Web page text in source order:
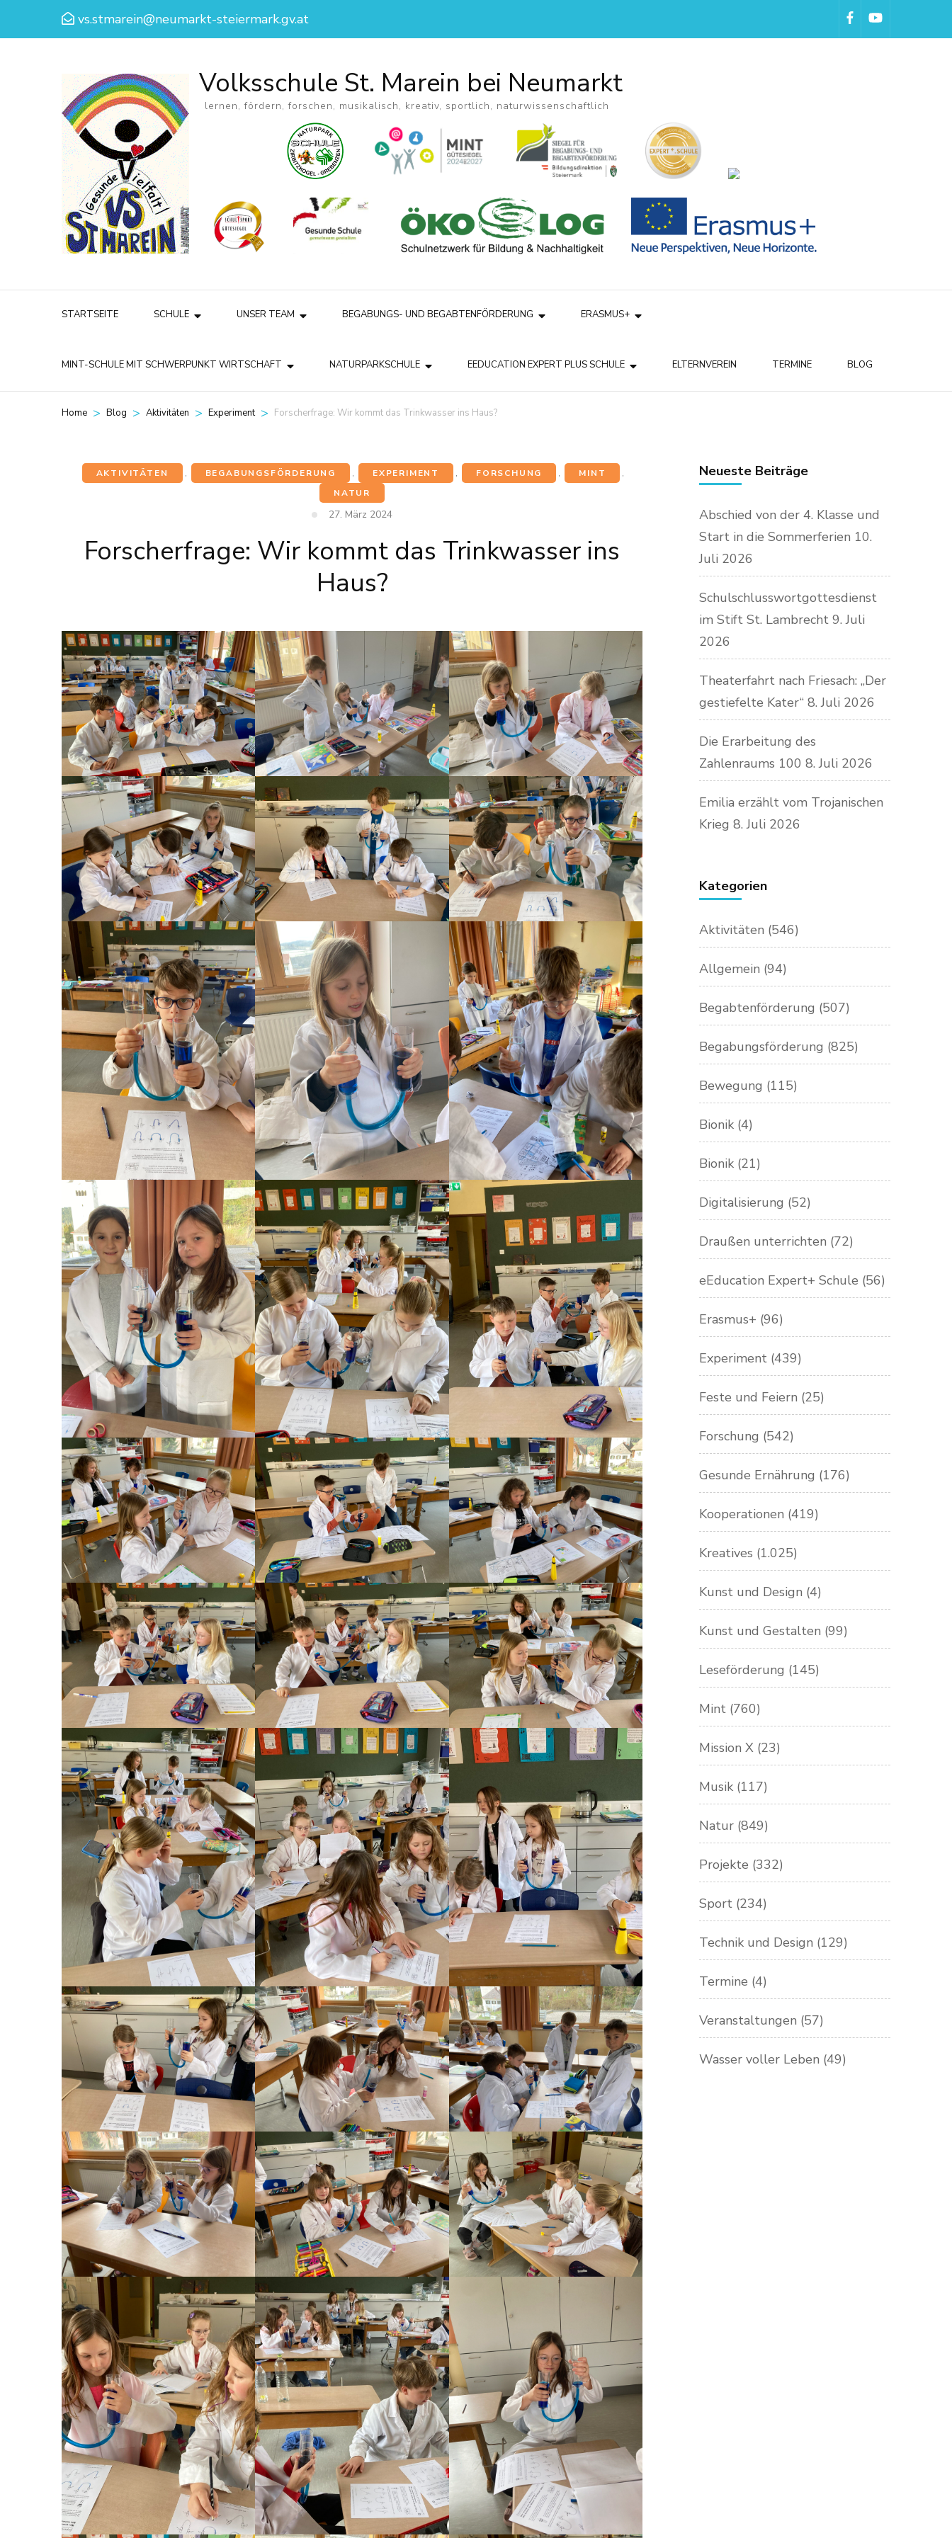
vs.stmarein@neumarkt-steiermark.gv.at
Volksschule St. Marein bei Neumarkt
lernen, fördern, forschen, musikalisch, kreativ, sportlich, naturwissenschaftlich
STARTSEITE SCHULE UNSER TEAM BEGABUNGS- UND BEGABTENFÖRDERUNG ERASMUS+
MINT-SCHULE MIT SCHWERPUNKT WIRTSCHAFT NATURPARKSCHULE EEDUCATION EXPERT PLUS SCHULE ELTERNVEREIN TERMINE BLOG
Home > Blog > Aktivitäten > Experiment > Forscherfrage: Wir kommt das Trinkwasser ins Haus?
AKTIVITÄTEN , BEGABUNGSFÖRDERUNG , EXPERIMENT , FORSCHUNG , MINT
,
NATUR
27. März 2024
Forscherfrage: Wir kommt das Trinkwasser ins
Haus?
Neueste Beiträge
Abschied von der 4. Klasse und
Start in die Sommerferien 10.
Juli 2026
Schulschlusswortgottesdienst
im Stift St. Lambrecht 9. Juli
2026
Theaterfahrt nach Friesach: „Der
gestiefelte Kater“ 8. Juli 2026
Die Erarbeitung des
Zahlenraums 100 8. Juli 2026
Emilia erzählt vom Trojanischen
Krieg 8. Juli 2026
Kategorien
Aktivitäten (546)
Allgemein (94)
Begabtenförderung (507)
Begabungsförderung (825)
Bewegung (115)
Bionik (4)
Bionik (21)
Digitalisierung (52)
Draußen unterrichten (72)
eEducation Expert+ Schule (56)
Erasmus+ (96)
Experiment (439)
Feste und Feiern (25)
Forschung (542)
Gesunde Ernährung (176)
Kooperationen (419)
Kreatives (1.025)
Kunst und Design (4)
Kunst und Gestalten (99)
Leseförderung (145)
Mint (760)
Mission X (23)
Musik (117)
Natur (849)
Projekte (332)
Sport (234)
Technik und Design (129)
Termine (4)
Veranstaltungen (57)
Wasser voller Leben (49)